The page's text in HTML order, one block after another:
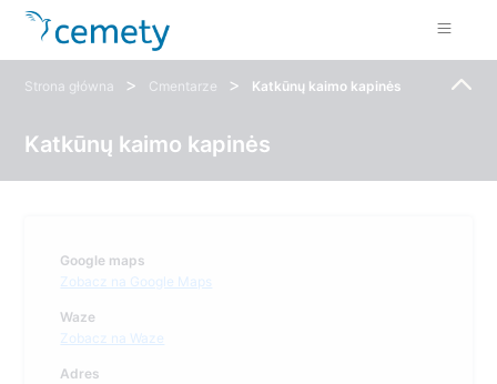
Strona główna > Cmentarze > Katkūnų kaimo kapinės
Katkūnų kaimo kapinės
Google maps
Zobacz na Google Maps
Waze
Zobacz na Waze
Adres